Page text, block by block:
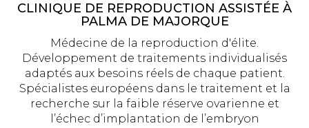
CLINIQUE DE REPRODUCTION ASSISTÉE À
PALMA DE MAJORQUE
Médecine de la reproduction d'élite.
Développement de traitements individualisés
adaptés aux besoins réels de chaque patient.
Spécialistes européens dans le traitement et la
recherche sur la faible réserve ovarienne et
l’échec d’implantation de l’embryon